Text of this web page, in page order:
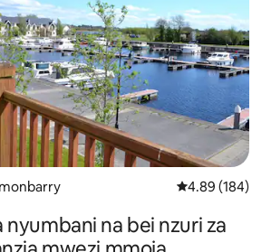
Ukadiriaji wa
4.89 (184)
nyumbani na bei nzuri za